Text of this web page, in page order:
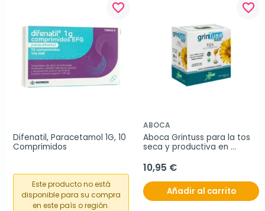
favorite_border
Difenatil, Paracetamol 1G, 10
Comprimidos
Este producto no está
disponible para su compra
en este país o región.
favorite_border
ABOCA
Aboca Grintuss para la tos
seca y productiva en
10,95 €
Añadir al carrito